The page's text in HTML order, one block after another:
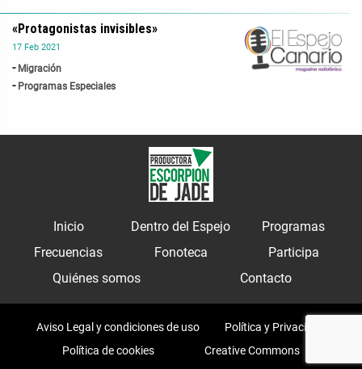
17 Feb 2021
Migración
Programas Especiales
«Protagonistas invisibles»
Inicio Dentro del Espejo
Programas
Frecuencias
Fonoteca
Participa
Quiénes somos
Contacto
Aviso Legal y condiciones de uso
Política y Privacidad
Política de cookies
Creative Commons